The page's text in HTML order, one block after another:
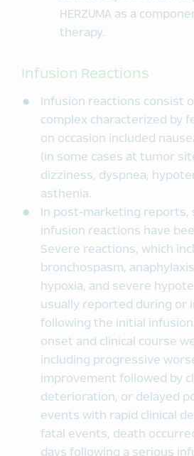
HERZUMA as a
therapy.
Infusion Reactions
Infusion reactions consist
complex characterized by
on occasion included
(in some cases at tumor
dizziness, dyspnea,
asthenia.
In post-marketing reports,
infusion reactions have
Severe reactions, which
bronchospasm,
hypoxia, and severe
usually reported during or
following the initial
onset and clinical course
including progressive
improvement followed by
deterioration, or delayed
events with rapid clinical
fatal events, death
days following a serious